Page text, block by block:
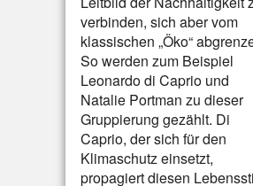
verbinden, sich aber vom
klassischen „Öko“
So werden zum Beispiel
Leonardo di Caprio und
Natalie Portman zu dieser
Gruppierung gezählt. Di
Caprio, der sich für den
Klimaschutz einsetzt,
propagiert diesen